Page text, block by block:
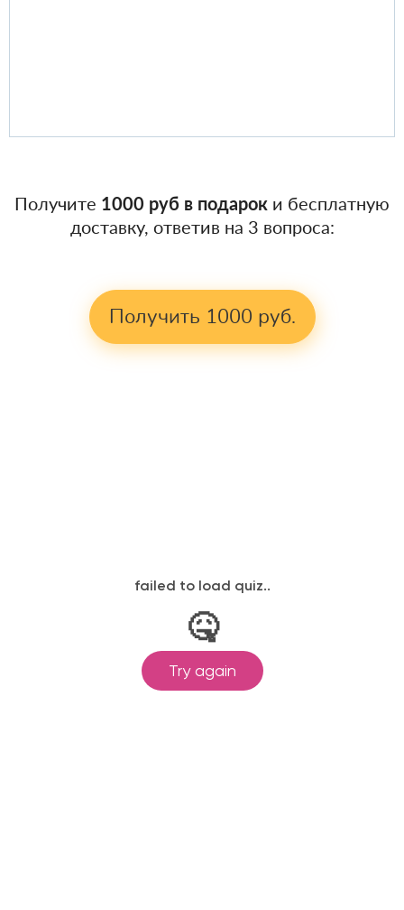
Получите 1000 руб в подарок и бесплатную
доставку, ответив на 3 вопроса:
Получить 1000 руб.